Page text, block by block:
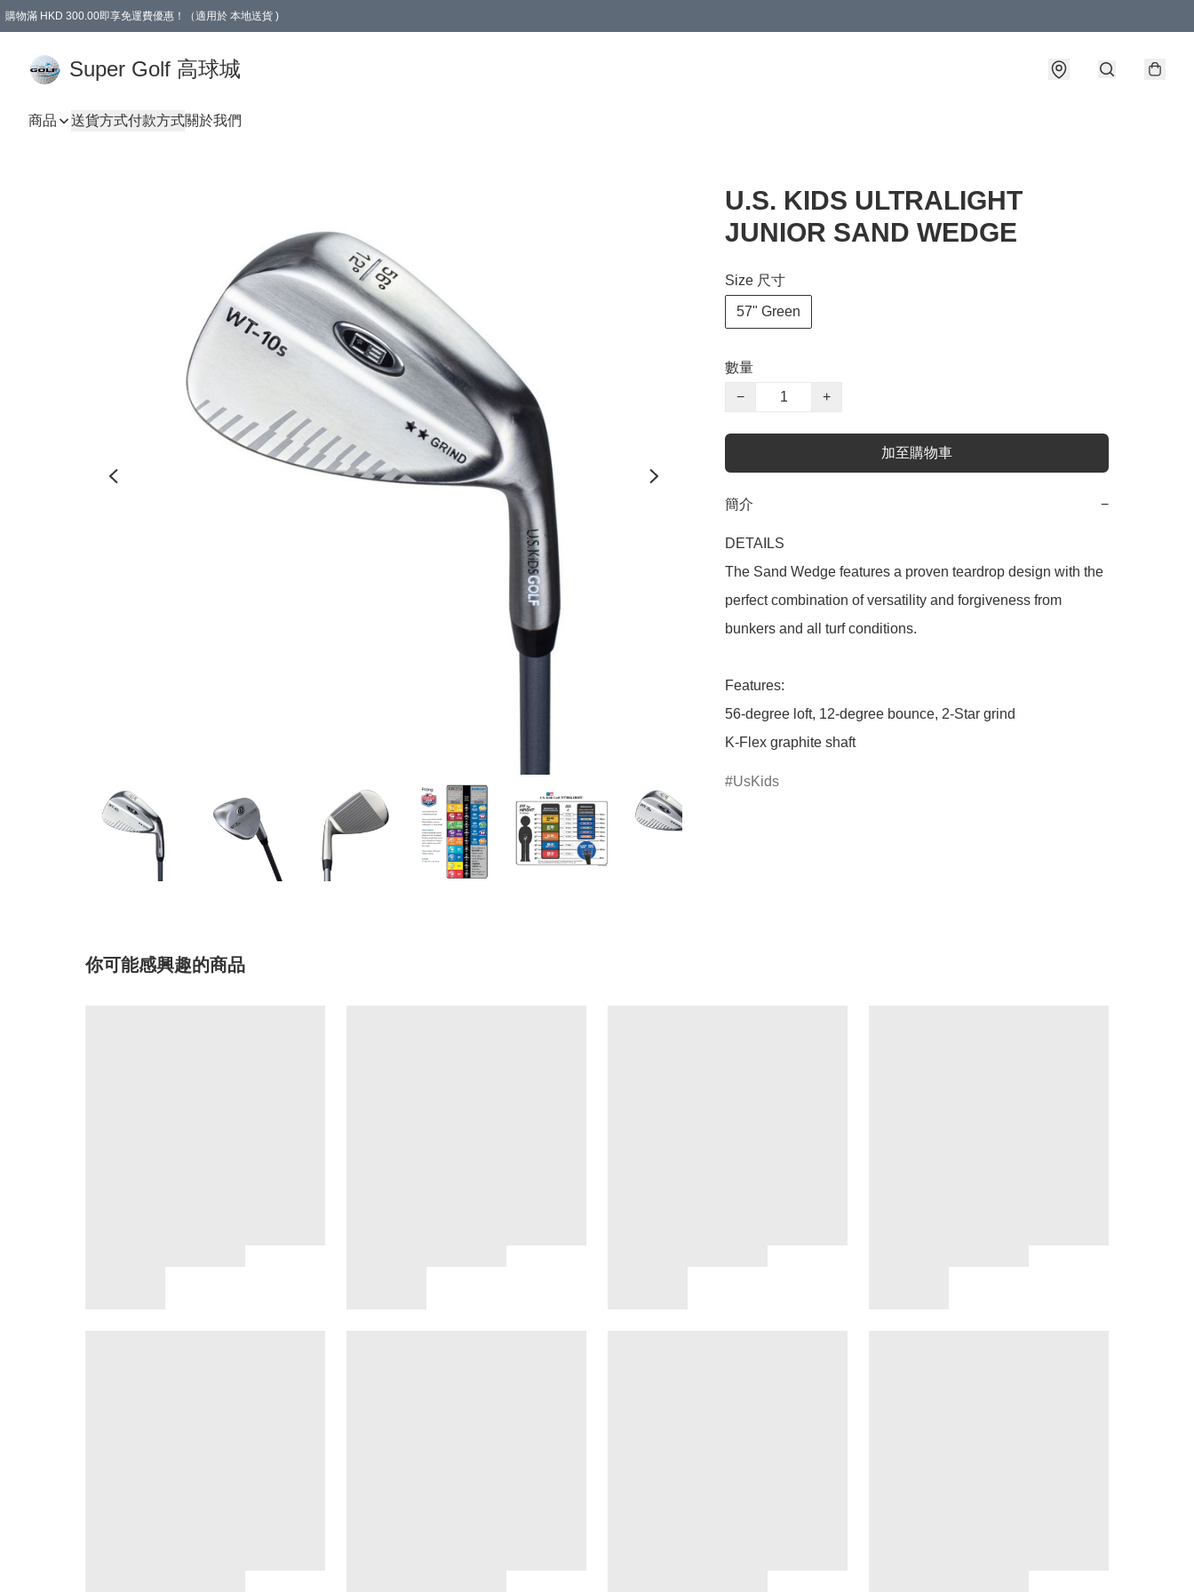
購物滿 HKD 300.00即享免運費優惠！（適用於 本地送貨 )
Super Golf 高球城
商品 送貨方式付款方式關於我們
U.S. KIDS ULTRALIGHT
JUNIOR SAND WEDGE
Size 尺寸
57" Green
數量
−
+
加至購物車
簡介 −
DETAILS
The Sand Wedge features a proven teardrop design with the
perfect combination of versatility and forgiveness from
bunkers and all turf conditions.
Features:
56-degree loft, 12-degree bounce, 2-Star grind
K-Flex graphite shaft
UsKids
你可能感興趣的商品